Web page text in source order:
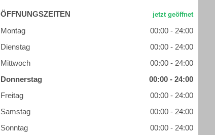
ÖFFNUNGSZEITEN
Montag
00:00 - 24:00
Dienstag
00:00 - 24:00
Mittwoch
00:00 - 24:00
Donnerstag
00:00 - 24:00
Freitag
00:00 - 24:00
Samstag
00:00 - 24:00
Sonntag
00:00 - 24:00